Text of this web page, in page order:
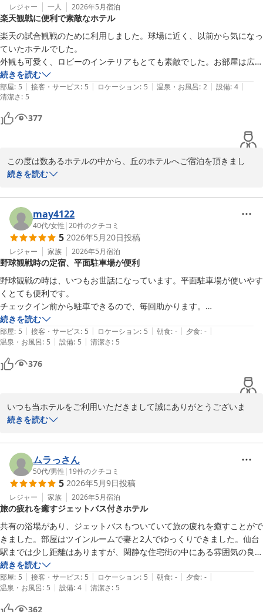
適にお過ごしいただけますよう館内環境の維持に努めてまいりま
す。
今後もお客様にリピ－トしていただけますよう、更なるサ－ビスの
向上と、真心込めたおもてなしに精進して参りますので、また仙台
へお越しの際は、ぜひ丘のホテルへ足をお運びくださいますようお
願い申し上げます。
お客様のまたのご利用をスタッフ一同、心よりお待ちしておりま
す。
丘のホテル
レジャー 一人 2026年5月宿泊
楽天観戦に便利で素敵なホテル
楽天の試合観戦のために利用しました。球場に近く、以前から気になっ
ていたホテルでした。
外観も可愛く、ロビーのインテリアもとても素敵でした。お部屋は広く
てとても綺麗にされていて心地良かったです。
スタッフさんは皆さん親切で大変お世話になりました。
唯一、女性の大浴場は３人までが限界なのでタイミングを見ないと入れ
ないのが残念でしたが、それ以外はとても良いホテルでした。
次回はお風呂付きのお部屋でリピートしたいと思います。
続きを読む
部屋: 5 | 接客・サービス: 5 | ロケーション: 5 | 温泉・お風呂: 2 | 設備: 4 |
清潔さ: 5
377
この度は数あるホテルの中から、丘のホテルへご宿泊を頂きまし
て、誠にありがとうございます。
お客様からは、たくさんのお褒めの言葉を頂戴し、スタッフ一同、
大変嬉しく光栄に思っております。
ご満足していただけたようで、何よりでございます。誠にありがと
うございます。
浴場に関しましては、お客様にゆっくりとご利用いただけますよ
う、エレベーター横の内線電話等にて、空き状況の確認も可能でご
ざいます。
浴場は、２４時間いつでもご利用可能となっておりますので、お時
間の許す限りごゆっくりとお過ごしいただければ幸いでございま
す。
今回は野球観戦でのご利用とのことですが、楽天最強パークでは交
お客様に今後もリピ－トしていただけますよう、更なるサ－ビスの
向上と、真心込めたおもてなしに精進して参りますので、また仙台
へお越しの際は、ぜひ丘のホテルへ足をお運びくださいますようお
お客様のまたのご利用をスタッフ一同、心よりお待ちしておりま
す。
フロント　清水
丘のホテル
2026-05-29
続きを読む
may4122
40代/女性 |20件のクチコミ
5 2026年5月20日投稿
レジャー 家族 2026年5月宿泊
野球観戦時の定宿、平面駐車場が便利
野球観戦の時は、いつもお世話になっています。平面駐車場が使いやす
くとても便利です。
チェックイン前から駐車できるので、毎回助かります。
コーヒーのサービスもあり、おいしくいただきました。また利用します
ね！
続きを読む
部屋: 5 | 接客・サービス: 5 | ロケーション: 5 | 朝食: - | 夕食: - |
温泉・お風呂: 5 | 設備: 5 | 清潔さ: 5
376
いつも当ホテルをご利用いただきまして誠にありがとうございま
す。またお忙しい中、嬉しい口コミをご投稿賜り、重ねてお礼申し
お客様が快適に過ごしていただける様、今後も努めて参ります。
お客様のまたのご利用をスタッフ一同、心よりお待ちしておりま
す。
フロント　高橋
丘のホテル
2026-05-24
続きを読む
ムラっさん
50代/男性 | 19件のクチコミ
5 2026年5月9日投稿
レジャー 家族 2026年5月宿泊
旅の疲れを癒すジェットバス付きホテル
共有の浴場があり、ジェットバスもついていて旅の疲れを癒すことがで
きました。部屋はツインルームで妻と2人でゆっくりできました。仙台
駅までは少し距離はありますが、閑静な住宅街の中にある雰囲気の良い
ホテルでした。コンビニも近くて便利です。部屋にバゲージラックがあ
れば、より良かったです。
続きを読む
部屋: 5 | 接客・サービス: 5 | ロケーション: 5 | 朝食: - | 夕食: - |
温泉・お風呂: 5 | 設備: 4 | 清潔さ: 5
362